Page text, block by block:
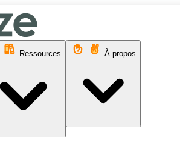
Ressources À propos